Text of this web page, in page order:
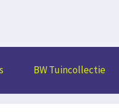
BW Tuincollectie